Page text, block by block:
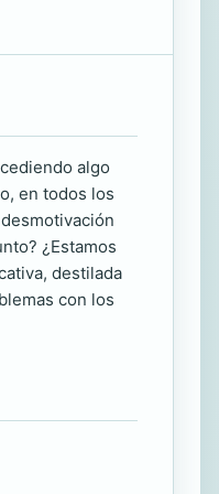
algo
en todos los
¿Estamos
destilada
con los